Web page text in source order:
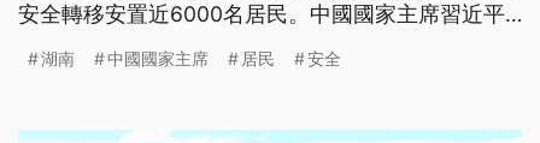
安全轉移安置近6000名居民。中國國家主席習近平
湖南 中國國家主席 居民 安全